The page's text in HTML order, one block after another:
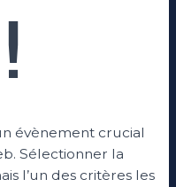
évènement crucial
Sélectionner la
l’un des critères les